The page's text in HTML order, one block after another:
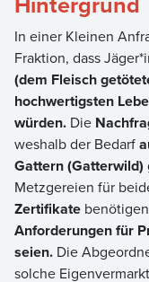
In einer Kleinen
Fraktion, dass
(dem Fleisch
hochwertigsten
würden. Die
weshalb der Bedarf
Gattern (Gatterwild)
Metzgereien für
Zertifikate
Anforderungen für
seien. Die
solche